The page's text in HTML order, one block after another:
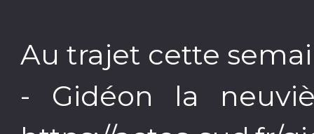
Au trajet cette
- Gidéon la